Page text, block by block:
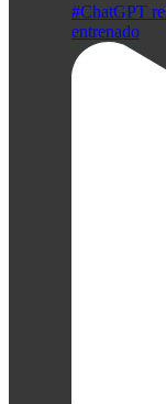
#ChatGPT
entrenado